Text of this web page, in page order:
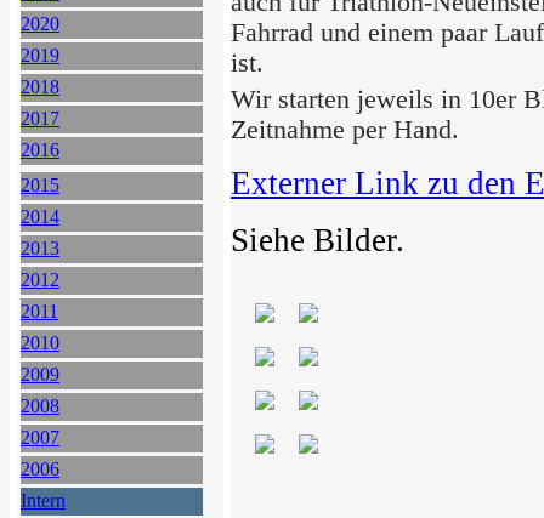
2020
2019
2018
2017
2016
2015
2014
2013
2012
2011
2010
2009
2008
2007
2006
Intern
Fahrrad und einem paar
ist.
Wir starten jeweils in 10er
Zeitnahme per Hand.
Externer Link zu den
Siehe Bilder.